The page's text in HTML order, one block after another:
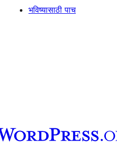
भविष्यासाठी पाच